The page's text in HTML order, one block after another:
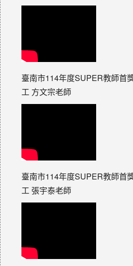
臺南市114年度SUPER教師首
工 方文宗老師
臺南市114年度SUPER教師首
工 張宇泰老師